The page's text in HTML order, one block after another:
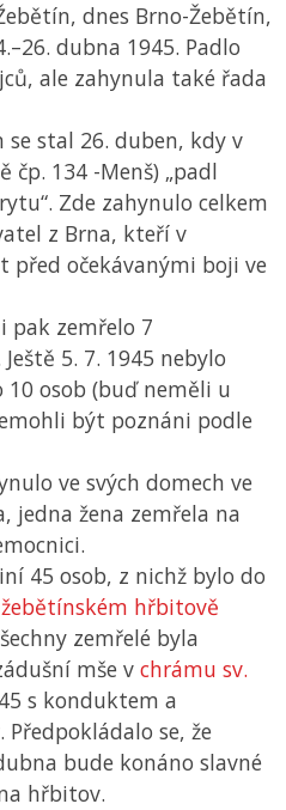
dnes Brno-Žebětín,
dubna 1945. Padlo
ale zahynula také řada
stal 26. duben, kdy v
čp. 134 -Menš) „padl
Zde zahynulo celkem
z Brna, kteří v
před očekávanými boji ve
pak zemřelo 7
5. 7. 1945 nebylo
osob (buď neměli u
být poznáni podle
ve svých domech ve
jedna žena zemřela na
45 osob, z nichž bylo do
žebětínském hřbitově
zemřelé byla
mše v chrámu sv.
s konduktem a
se, že
bude konáno slavné
hřbitov.